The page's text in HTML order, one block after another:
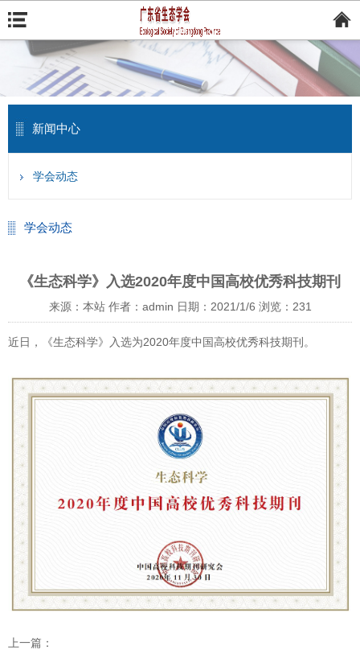
新闻中心
学会动态
学会动态
《生态科学》入选2020年度中国高校优秀科技期刊
来源：本站 作者：admin 日期：2021/1/6 浏览： 231
近日，《生态科学》入选为2020年度中国高校优秀科技期刊。
上一篇：